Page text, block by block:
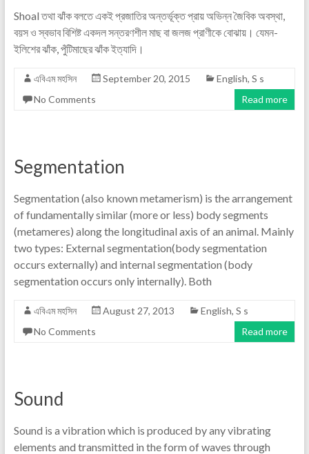
Shoal তথা ঝাঁক বলতে একই প্রজাতির অন্তর্ভূক্ত প্রায় অভিন্ন জৈবিক অবস্থা,
বয়স ও স্বভাব বিশিষ্ট একদল সন্তরণশীল মাছ বা জলজ প্রাণীকে বোঝায়। যেমন-
ইলিশের ঝাঁক, পুঁটিমাছের ঝাঁক ইত্যাদি।
এবিএম মহসিন September 20, 2015 English, S s
No Comments
Read more
Segmentation
Segmentation (also known metamerism) is the arrangement
of fundamentally similar (more or less) body segments
(metameres) along the longitudinal axis of an animal. Mainly
two types: External segmentation(body segmentation
occurs externally) and internal segmentation (body
segmentation occurs only internally). Both
এবিএম মহসিন August 27, 2013 English, S s
No Comments
Read more
Sound
Sound is a vibration which is produced by any vibrating
elements and transmitted in the form of waves through